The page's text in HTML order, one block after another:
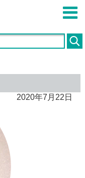
2020年7月22日